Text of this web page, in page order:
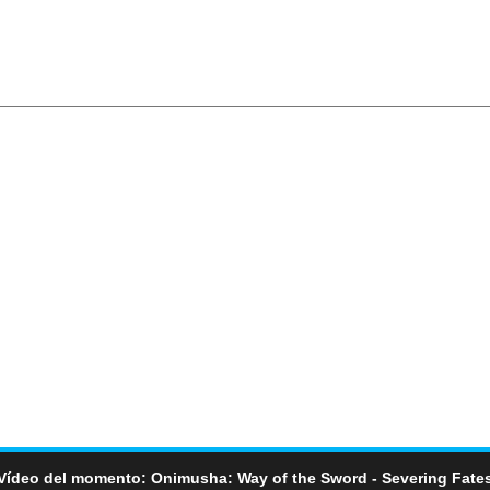
del momento: Onimusha: Way of the Sword - Severing